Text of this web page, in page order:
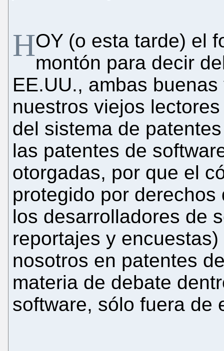
HOY (o esta tarde) el
montón para decir
EE.UU., ambas
nuestros viejos
del sistema de
las patentes de
otorgadas, por que el
protegido por
los desarrolladores de
reportajes y
nosotros en patentes
materia de debate
software, sólo fuera de